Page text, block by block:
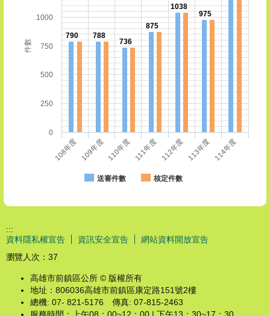
件數
790 788
736
875
1038
975
送審件數 核定件數
108年度109年度110年度111年度112年度113年度114年度
0
250
500
750
1000
:::
資料隱私權宣告
資訊安全宣告
網站資料開放宣告
瀏覽人次： 37
高雄市前鎮區公所 © 版權所有
地址：806036高雄市前鎮區康定路151號2樓
總機: 07- 821-5176 傳真: 07-815-2463
服務時間：上午08：00~12：00 | 下午13：30~17：30